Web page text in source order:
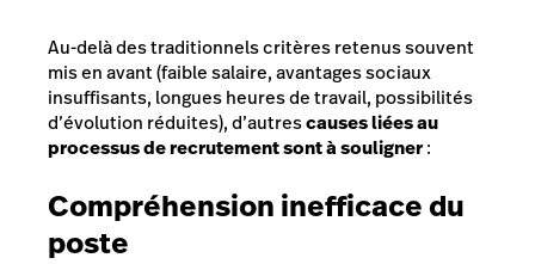
Au-delà des traditionnels critères retenus souvent
mis en avant (faible salaire, avantages sociaux
insuffisants, longues heures de travail, possibilités
d’évolution réduites), d’autrescauses liées au
processus de recrutement sont à souligner:
Compréhension inefficace du
poste